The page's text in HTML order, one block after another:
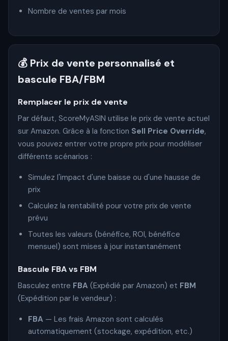
Nombre de ventes par mois
💰 Prix de vente personnalisé et
bascule FBA/FBM
Remplacer le prix de vente
Par défaut, ScoreMyASIN utilise le prix de vente actuel
sur Amazon. Grâce à la fonction Sell Price Override,
vous pouvez entrer votre propre prix pour modéliser
différents scénarios :
Simulez l'impact d'une baisse ou d'une hausse de
prix
Calculez la rentabilité pour votre prix de vente
prévu
Toutes les valeurs (bénéfice, ROI, bénéfice
mensuel) sont mises à jour instantanément
Bascule FBA vs FBM
Basculez entre FBA (Expédié par Amazon) et FBM
(Expédition par le vendeur) :
FBA — Les frais Amazon sont calculés
automatiquement (stockage, expédition, etc.)